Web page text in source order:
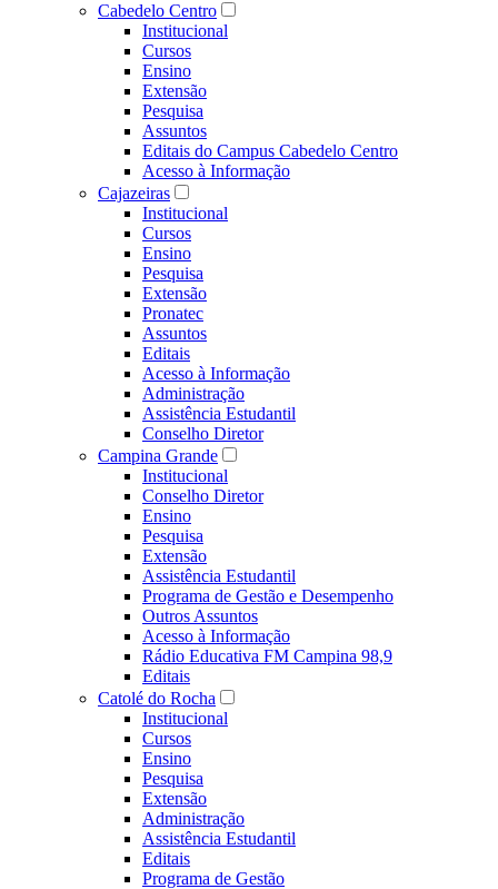
Cabedelo Centro
Institucional
Cursos
Ensino
Extensão
Pesquisa
Assuntos
Editais do Campus Cabedelo Centro
Acesso à Informação
Cajazeiras
Institucional
Cursos
Ensino
Pesquisa
Extensão
Pronatec
Assuntos
Editais
Acesso à Informação
Administração
Assistência Estudantil
Conselho Diretor
Campina Grande
Institucional
Conselho Diretor
Ensino
Pesquisa
Extensão
Assistência Estudantil
Programa de Gestão e Desempenho
Outros Assuntos
Acesso à Informação
Rádio Educativa FM Campina 98,9
Editais
Catolé do Rocha
Institucional
Cursos
Ensino
Pesquisa
Extensão
Administração
Assistência Estudantil
Editais
Programa de Gestão